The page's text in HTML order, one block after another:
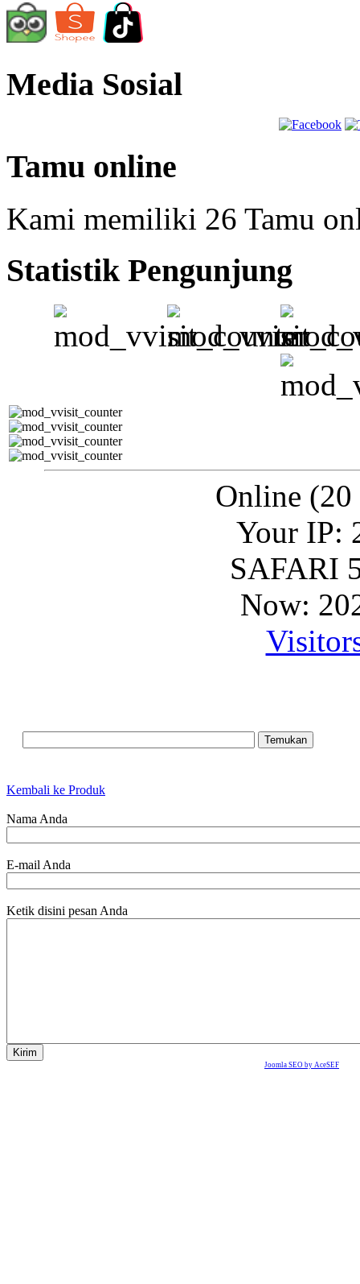
Media Sosial
Tamu online
Kami memiliki 26 Tamu
Statistik Pengunjung
Online (20
Your IP:
SAFARI
Now:
Kembali ke Produk
Nama Anda
E-mail Anda
Ketik disini pesan Anda
Joomla SEO by AceSEF